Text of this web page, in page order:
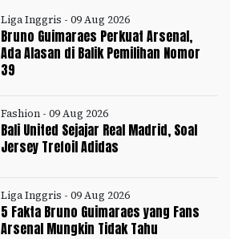
Liga Inggris - 09 Aug 2026
Bruno Guimaraes Perkuat Arsenal,
Ada Alasan di Balik Pemilihan Nomor
39
Fashion - 09 Aug 2026
Bali United Sejajar Real Madrid, Soal
Jersey Trefoil Adidas
Liga Inggris - 09 Aug 2026
5 Fakta Bruno Guimaraes yang Fans
Arsenal Mungkin Tidak Tahu